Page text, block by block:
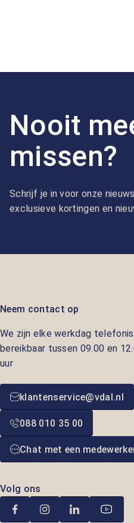
Nooit
missen?
Schrijf je in voor onze
exclusieve kortingen en
Neem contact op
We zijn elke werkdag
bereikbaar tussen 09.00 en
uur
klantenservice@vdal.nl
088 010 35 00
Chat met een
Volg ons